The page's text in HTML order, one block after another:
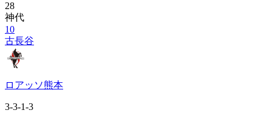
28
神代
10
古長谷
ロアッソ熊本
3-3-1-3